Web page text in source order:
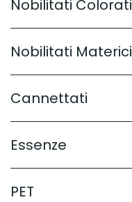
Nobilitati Colorati
Nobilitati Materici
Cannettati
Essenze
PET